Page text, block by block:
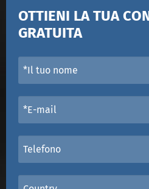
OTTIENI LA TUA
GRATUITA